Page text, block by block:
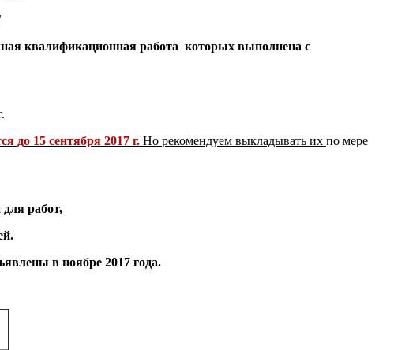
квалификационная работа которых выполнена с
до 15 сентября 2017 г. Но рекомендуем выкладывать их по мере
работ,
в ноябре 2017 года.